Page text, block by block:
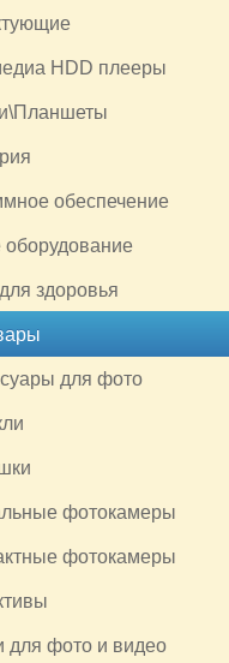
HDD плееры
обеспечение
оборудование
здоровья
для фото
фотокамеры
фотокамеры
для фото и видео